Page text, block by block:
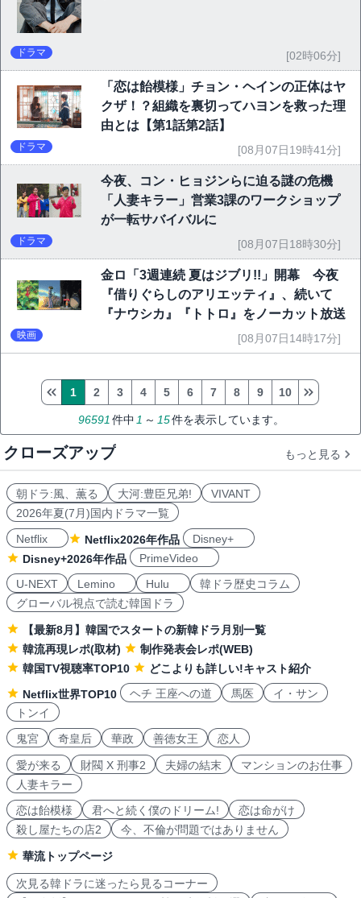
ドラマ [02時06分]
「恋は飴模様」チョン・ヘインの正体はヤ
クザ！？組織を裏切ってハヨンを救った理
由とは【第1話第2話】
ドラマ [08月07日19時41分]
今夜、コン・ヒョジンらに迫る謎の危機
「人妻キラー」営業3課のワークショップ
が一転サバイバルに
ドラマ [08月07日18時30分]
金ロ「3週連続 夏はジブリ!!」開幕 今夜
『借りぐらしのアリエッティ』、続いて
『ナウシカ』『トトロ』をノーカット放送
映画 [08月07日14時17分]
96591 件中 1 ～ 15件を表示しています。
1 2 3 4 5 6 7 8 9 10
クローズアップ もっと見る
朝ドラ:風、薫る 大河:豊臣兄弟!
VIVANT
2026年夏(7月)国内ドラマ一覧
Netflix
Netflix2026年作品
Disney+
Disney+2026年作品
PrimeVideo
U-NEXT
Lemino Hulu
韓ドラ歴史コラム
グローバル視点で読む韓国ドラ
【最新8月】韓国でスタートの新韓ドラ月別一覧
韓流再現レポ(取材)
制作発表会レポ(WEB)
韓国TV視聴率TOP10
どこよりも詳しい!キャスト紹介
Netflix世界TOP10
ヘチ 王座への道 馬医
イ・サン
トンイ
鬼宮
奇皇后 華政 善徳女王 恋人
愛が来る 財閥 X 刑事2 夫婦の結末
マンションのお仕事
人妻キラー
恋は飴模様
君へと続く僕のドリーム!
恋は命がけ
殺し屋たちの店2
今、不倫が問題ではありません
華流トップページ
次見る韓ドラに迷ったら見るコーナー